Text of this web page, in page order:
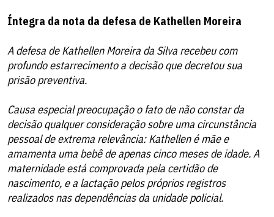
Íntegra da nota da defesa de Kathellen Moreira
A defesa de Kathellen Moreira da Silva recebeu com
profundo estarrecimento a decisão que decretou sua
prisão preventiva.
Causa especial preocupação o fato de não constar da
decisão qualquer consideração sobre uma circunstância
pessoal de extrema relevância: Kathellen é mãe e
amamenta uma bebê de apenas cinco meses de idade. A
maternidade está comprovada pela certidão de
nascimento, e a lactação pelos próprios registros
realizados nas dependências da unidade policial.